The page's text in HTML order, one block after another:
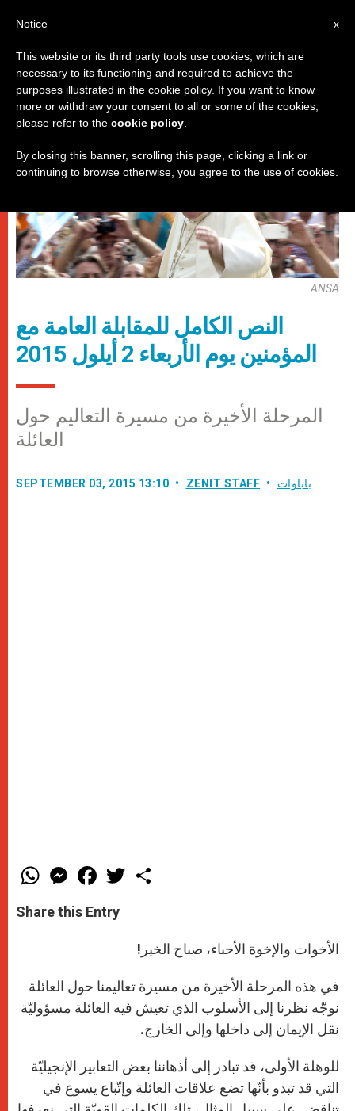
باباوات
ANSA
النص الكامل للمقابلة العامة مع
المؤمنين يوم الأربعاء 2 أيلول 2015
المرحلة الأخيرة من مسيرة التعاليم حول
العائلة
SEPTEMBER 03, 2015 13:10 ZENIT STAFF باباوات
W
h
t
s
M
e
s
e
F
a
e
b
T
w
Share this Entry
الأخوات والإخوة الأحباء، صباح الخير!
في هذه المرحلة الأخيرة من مسيرة تعاليمنا حول العائلة
نوجّه نظرنا إلى الأسلوب الذي تعيش فيه العائلة مسؤوليّة
نقل الإيمان إلى داخلها وإلى الخارج.
للوهلة الأولى، قد تبادر إلى أذهاننا بعض التعابير الإنجيليّة
التي قد تبدو بأنّها تضع علاقات العائلة وإتّباع يسوع في
x
Notice
This website or its third party tools use cookies, which are
necessary to its functioning and required to achieve the
purposes illustrated in the cookie policy. If you want to know
more or withdraw your consent to all or some of the cookies,
please refer to the cookie policy
By closing this banner, scrolling this page, clicking a link or
continuing to browse otherwise, you agree to the use of cookies.